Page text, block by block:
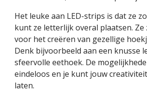
Het leuke aan LED-strips is dat ze
kunt ze letterlijk overal plaatsen.
voor het creëren van gezellige
Denk bijvoorbeeld aan een knusse
sfeervolle eethoek. De
eindeloos en je kunt jouw
laten.